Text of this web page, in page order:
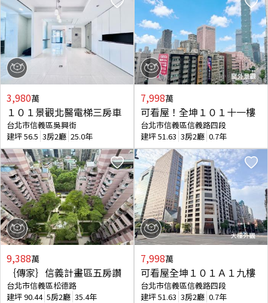
3,980萬
１０１景觀北醫電梯三房車
台北市信義區吳興街
建坪56.5 3房2廳 25.0年
9,388萬
｛傳家｝信義計畫區五房讚
台北市信義區松德路
建坪90.44 5房2廳 35.4年
7,998萬
可看屋！全坤１０１十一樓
台北市信義區信義路四段
建坪51.63 3房2廳 0.7年
7,998萬
可看屋全坤１０１Ａ１九樓
台北市信義區信義路四段
建坪51.63 3房2廳 0.7年